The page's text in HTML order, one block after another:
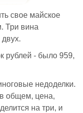
свое майское
Три вина
рублей - было 959,
недоделки.
общем, цена,
на три, и